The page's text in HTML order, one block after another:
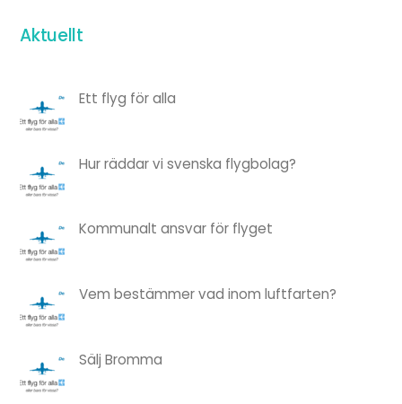
Aktuellt
Ett flyg för alla
Hur räddar vi svenska flygbolag?
Kommunalt ansvar för flyget
Vem bestämmer vad inom luftfarten?
Sälj Bromma